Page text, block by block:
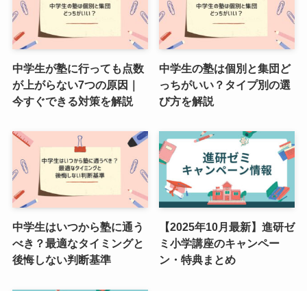
中学生が塾に行っても点数
が上がらない7つの原因｜
今すぐできる対策を解説
中学生の塾は個別と集団ど
っちがいい？タイプ別の選
び方を解説
中学生はいつから塾に通う
べき？最適なタイミングと
後悔しない判断基準
【2025年10月最新】進研ゼ
ミ小学講座のキャンペー
ン・特典まとめ